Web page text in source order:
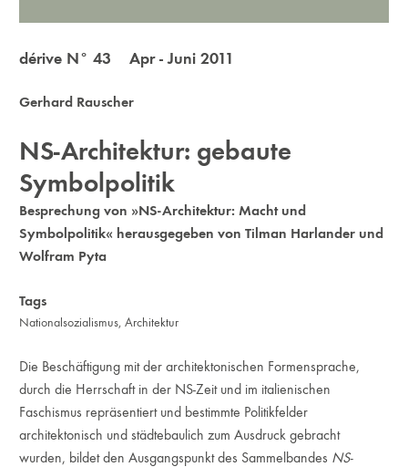
dérive N° 43 Apr - Juni 2011
Gerhard Rauscher
NS-Architektur: gebaute
Symbolpolitik
Besprechung von »NS-Architektur: Macht und
Symbolpolitik« herausgegeben von Tilman Harlander und
Wolfram Pyta
Tags
Nationalsozialismus,Architektur
Die Beschäftigung mit der architektonischen Formensprache,
durch die Herrschaft in der NS-Zeit und im italienischen
Faschismus repräsentiert und bestimmte Politikfelder
architektonisch und städtebaulich zum Ausdruck gebracht
wurden, bildet den Ausgangspunkt des Sammelbandes NS-